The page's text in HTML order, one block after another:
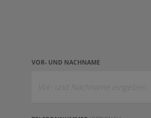
VOR- UND NACHNAME